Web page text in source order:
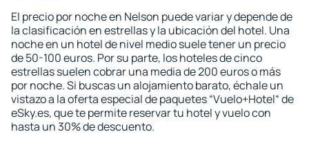
El precio por noche en Nelson puede variar y depende de
la clasificación en estrellas y la ubicación del hotel. Una
noche en un hotel de nivel medio suele tener un precio
de 50-100 euros. Por su parte, los hoteles de cinco
estrellas suelen cobrar una media de 200 euros o más
por noche. Si buscas un alojamiento barato, échale un
vistazo a la oferta especial de paquetes “Vuelo+Hotel“ de
eSky.es, que te permite reservar tu hotel y vuelo con
hasta un 30% de descuento.